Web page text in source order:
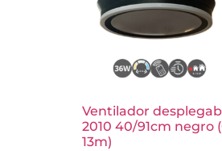
Ventilador
2010 40/91cm negro
13m)